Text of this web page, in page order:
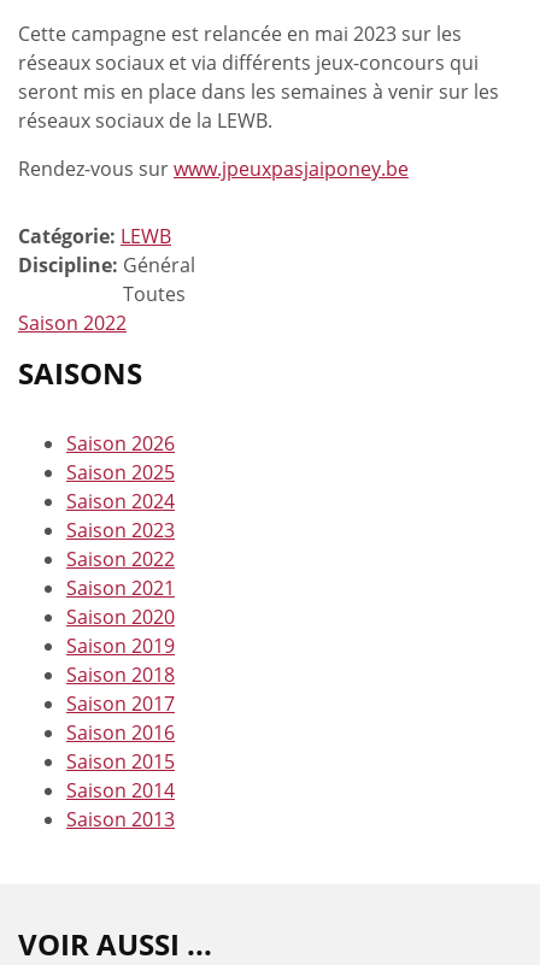
Cette campagne est relancée en mai 2023 sur les
réseaux sociaux et via différents jeux-concours qui
seront mis en place dans les semaines à venir sur les
réseaux sociaux de la LEWB.
Rendez-vous surwww.jpeuxpasjaiponey.be
Catégorie: LEWB
Discipline: Général
Toutes
Saison 2022
SAISONS
Saison 2026
Saison 2025
Saison 2024
Saison 2023
Saison 2022
Saison 2021
Saison 2020
Saison 2019
Saison 2018
Saison 2017
Saison 2016
Saison 2015
Saison 2014
Saison 2013
VOIR AUSSI ...